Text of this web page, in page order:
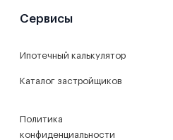
Сервисы
Ипотечный калькулятор
Каталог застройщиков
Политика
конфиденциальности